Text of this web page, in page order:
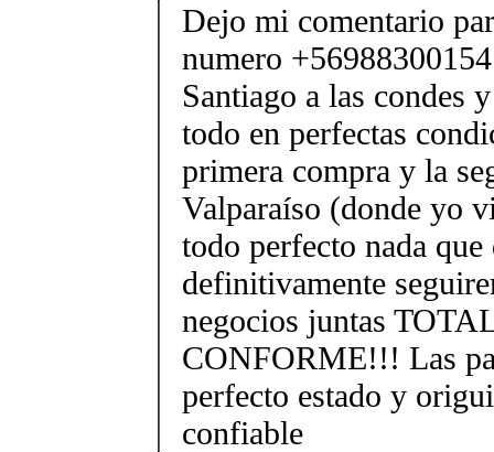
Dejo mi comentario
numero
Santiago a las condes
todo en perfectas
primera compra y la
Valparaíso (donde yo
todo perfecto nada que
definitivamente
negocios juntas
CONFORME!!! Las
perfecto estado y
confiable